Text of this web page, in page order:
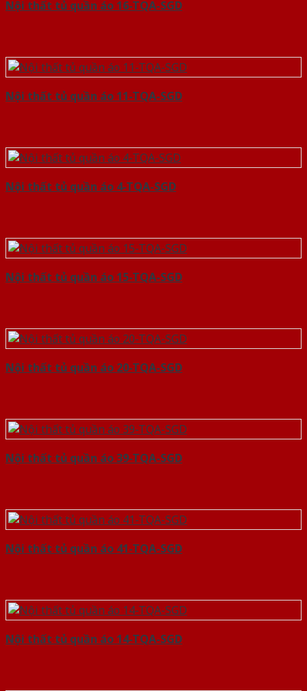
Nội thất tủ quần áo 16-TQA-SGD
Nội thất tủ quần áo 11-TQA-SGD
Nội thất tủ quần áo 4-TQA-SGD
Nội thất tủ quần áo 15-TQA-SGD
Nội thất tủ quần áo 20-TQA-SGD
Nội thất tủ quần áo 39-TQA-SGD
Nội thất tủ quần áo 41-TQA-SGD
Nội thất tủ quần áo 14-TQA-SGD